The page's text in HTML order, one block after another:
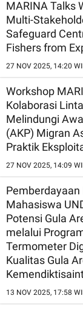
MARINA Talks
Multi-
Safeguard
Fishers from
27 NOV 2025, 14:20
Workshop
Kolaborasi
Melindungi
(AKP) Migran
Praktik
27 NOV 2025, 14:09
Mahasiswa
Potensi Gula
melalui
Termometer
Kualitas Gula
13 NOV 2025, 17:58